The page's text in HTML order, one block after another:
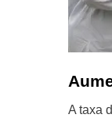
A taxa